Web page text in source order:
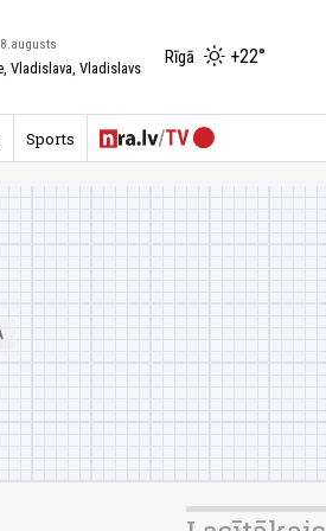
Vladislava, Vladislavs
Rīgā +22°
Sports